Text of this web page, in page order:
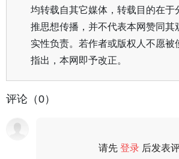
均转载自其它媒体，转载目的在于
推思想传播，并不代表本网赞同其
实性负责。若作者或版权人不愿被
指出，本网即予改正。
评论（0）
请先登录 后发表